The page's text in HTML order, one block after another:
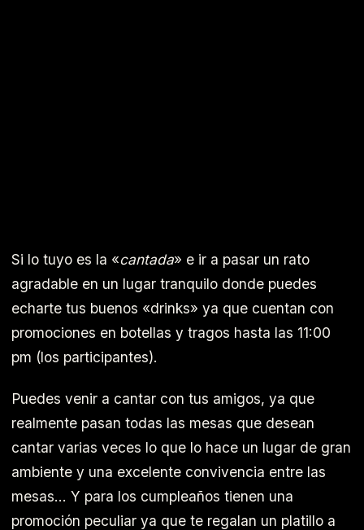
Si lo tuyo es la «cantada» e ir a pasar un rato
agradable en un lugar tranquilo donde puedes
echarte tus buenos «drinks» ya que cuentan con
promociones en botellas y tragos hasta las 11:00
pm (los participantes).
Puedes venir a cantar con tus amigos, ya que
realmente pasan todas las mesas que desean
cantar varias veces lo que lo hace un lugar de gran
ambiente y una excelente convivencia entre las
mesas… Y para los cumpleaños tienen una
promoción peculiar ya que te regalan un platillo a